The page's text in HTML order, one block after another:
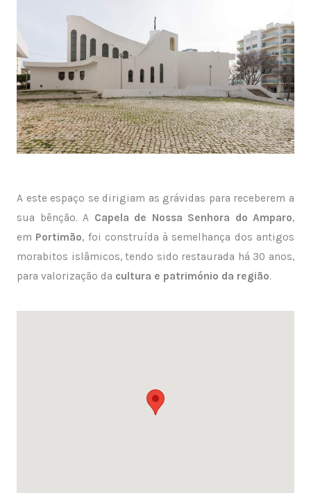
A este espaço se dirigiam as grávidas para receberem a
sua bênção. A Capela de Nossa Senhora do Amparo,
em Portimão, foi construída à semelhança dos antigos
morabitos islâmicos, tendo sido restaurada há 30 anos,
para valorização da cultura e património da região.